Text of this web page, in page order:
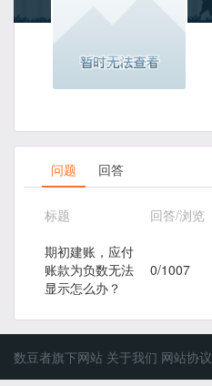
问题 回答
标题 回答/浏览
期初建账，应付
账款为负数无法
显示怎么办？
0/1007
数豆者旗下网站 关于我们 网站协议